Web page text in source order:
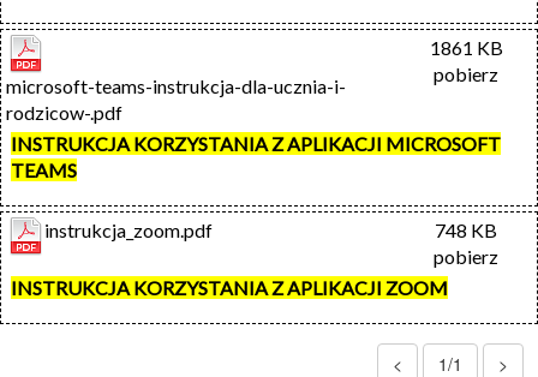
microsoft-teams-instrukcja-dla-ucznia-i-
rodzicow-.pdf
1861 KB
pobierz
INSTRUKCJA KORZYSTANIA Z APLIKACJI MICROSOFT
TEAMS
instrukcja_zoom.pdf
748 KB
pobierz
INSTRUKCJA KORZYSTANIA Z APLIKACJI ZOOM
< 1/1 >